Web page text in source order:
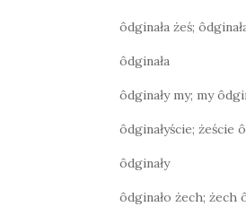
ôdginała żeś;
ôdginała
ôdginały my; my
ôdginałyście; żeście
ôdginały
ôdginało żech; żech